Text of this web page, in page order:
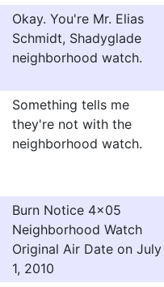
Okay. You're Mr. Elias
Schmidt, Shadyglade
neighborhood watch.
Something tells me
they're not with the
neighborhood watch.
Burn Notice 4x05
Neighborhood Watch
Original Air Date on July
1, 2010